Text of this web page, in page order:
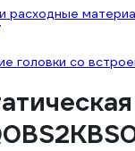
расходные
головки со